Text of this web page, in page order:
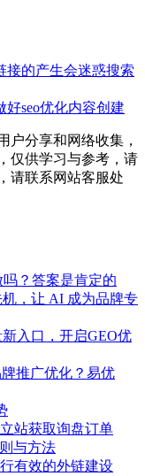
接的产生会迷惑搜索
好seo优化内容创建
户分享和网络收集，
仅供学习与参考，请
请联系网站客服处
？答案是肯定的
，让 AI 成为品牌专
入口，开启GEO优
推广优化？易优
站获取询盘订单
与方法
有效的外链建设